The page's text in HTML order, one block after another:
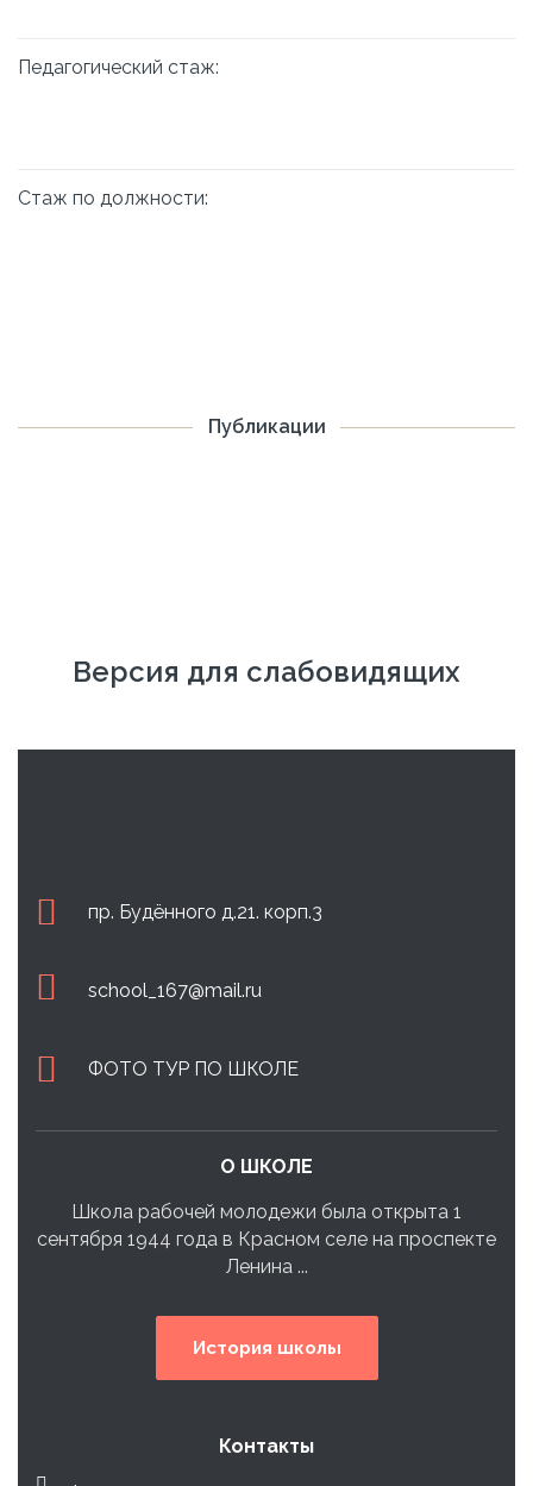
Педагогический стаж:
Стаж по должности:
Публикации
Версия для слабовидящих
пр. Будённого д.21. корп.3
school_167@mail.ru
ФОТО ТУР ПО ШКОЛЕ
О ШКОЛЕ
Школа рабочей молодежи была открыта 1
сентября 1944 года в Красном селе на проспекте
Ленина ...
История школы
Контакты